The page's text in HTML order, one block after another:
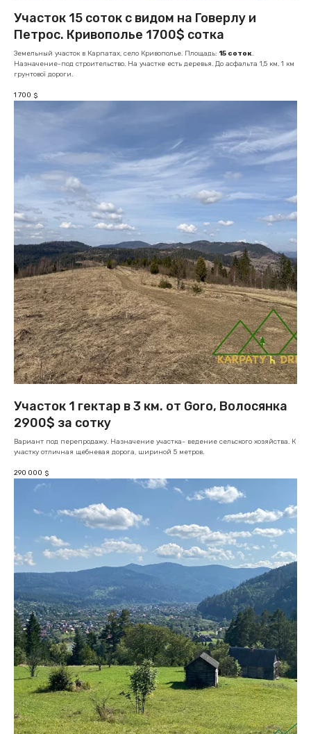
Участок 15 соток с видом на Говерлу и
Петрос. Кривополье 1700$ сотка
Земельный участок в Карпатах, село Кривополье. Площадь: 15 соток.
Назначение-под строительство. На участке есть деревья. До асфальта 1,5 км. 1 км
грунтової дороги.
1 700 $
Участок 1 гектар в 3 км. от Goro, Волосянка
2900$ за сотку
Вариант под перепродажу. Назначение участка- ведение сельского хозяйства. К
участку отличная щебневая дорога, шириной 5 метров.
290 000 $